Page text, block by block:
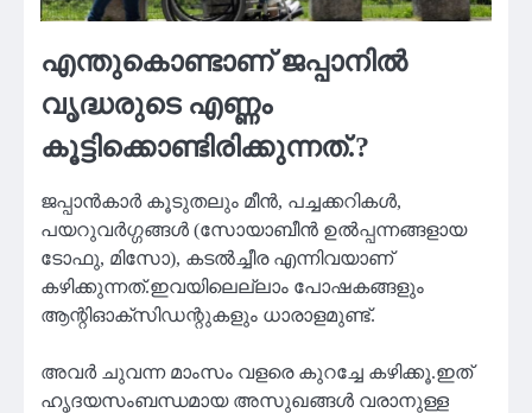
എന്തുകൊണ്ടാണ് ജപ്പാനിൽ
വൃദ്ധരുടെ എണ്ണം
കൂട്ടിക്കൊണ്ടിരിക്കുന്നത്.?
ജപ്പാൻകാർ കൂടുതലും മീൻ, പച്ചക്കറികൾ,
പയറുവർഗ്ഗങ്ങൾ (സോയാബീൻ ഉൽപ്പന്നങ്ങളായ
ടോഫു, മിസോ), കടൽച്ചീര എന്നിവയാണ്
കഴിക്കുന്നത്.ഇവയിലെല്ലാം പോഷകങ്ങളും
ആന്റിഓക്‌സിഡന്റുകളും ധാരാളമുണ്ട്.
അവർ ചുവന്ന മാംസം വളരെ കുറച്ചേ കഴിക്കൂ.ഇത്
ഹൃദയസംബന്ധമായ അസുഖങ്ങൾ വരാനുള്ള